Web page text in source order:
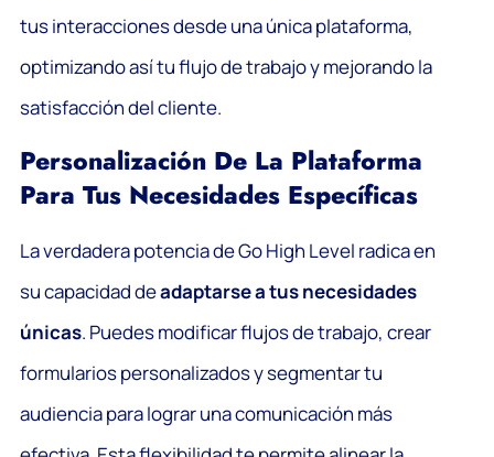
tus interacciones desde una única plataforma,
optimizando así tu flujo de trabajo y mejorando la
satisfacción del cliente.
Personalización De La Plataforma
Para Tus Necesidades Específicas
La verdadera potencia de Go High Level radica en
su capacidad deadaptarse a tus necesidades
únicas. Puedes modificar flujos de trabajo, crear
formularios personalizados y segmentar tu
audiencia para lograr una comunicación más